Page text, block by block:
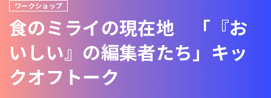
ワークショップ
食のミライの現在地 「『お
いしい』の編集者たち」キッ
クオフトーク